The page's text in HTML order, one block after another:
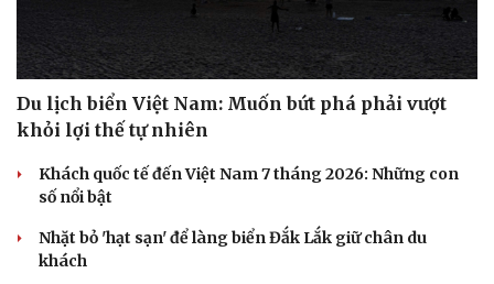
Du lịch biển Việt Nam: Muốn bứt phá phải vượt
khỏi lợi thế tự nhiên
Khách quốc tế đến Việt Nam 7 tháng 2026: Những con
số nổi bật
Nhặt bỏ 'hạt sạn' để làng biển Đắk Lắk giữ chân du
khách